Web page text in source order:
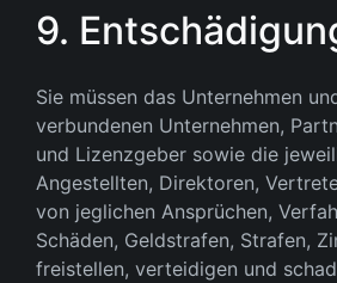
9.
Sie müssen das Unternehmen
verbundenen Unternehmen,
und Lizenzgeber sowie die
Angestellten, Direktoren,
von jeglichen Ansprüchen,
Schäden, Geldstrafen, Strafen,
freistellen, verteidigen und